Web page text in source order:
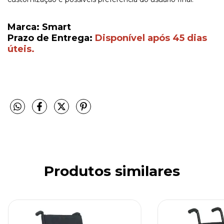
Marca: Smart
Prazo de Entrega: Disponível após 45 dias
úteis.
Produtos similares